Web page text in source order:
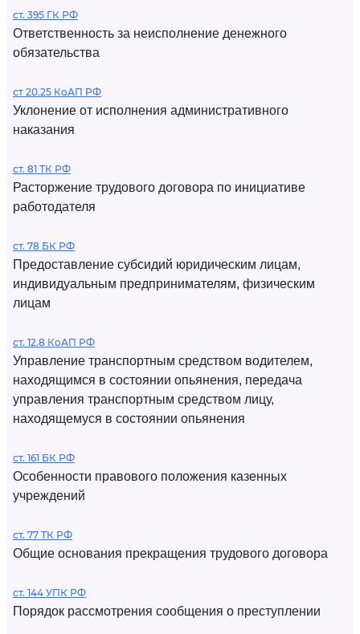
ст. 395 ГК РФ
Ответственность за неисполнение денежного
обязательства
ст 20.25 КоАП РФ
Уклонение от исполнения административного
наказания
ст. 81 ТК РФ
Расторжение трудового договора по инициативе
работодателя
ст. 78 БК РФ
Предоставление субсидий юридическим лицам,
индивидуальным предпринимателям, физическим
лицам
ст. 12.8 КоАП РФ
Управление транспортным средством водителем,
находящимся в состоянии опьянения, передача
управления транспортным средством лицу,
находящемуся в состоянии опьянения
ст. 161 БК РФ
Особенности правового положения казенных
учреждений
ст. 77 ТК РФ
Общие основания прекращения трудового договора
ст. 144 УПК РФ
Порядок рассмотрения сообщения о преступлении